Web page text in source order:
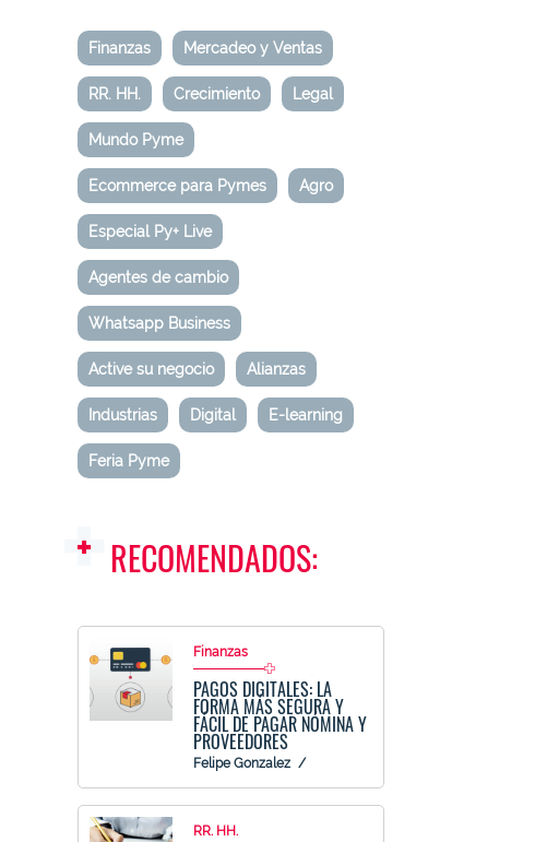
Finanzas Mercadeo y Ventas
RR. HH. Crecimiento Legal
Mundo Pyme
Ecommerce para Pymes Agro
Especial Py+ Live
Agentes de cambio
Whatsapp Business
Active su negocio Alianzas
Industrias Digital E-learning
Feria Pyme
RECOMENDADOS:
Finanzas
PAGOS DIGITALES: LA
FORMA MÁS SEGURA Y
FÁCIL DE PAGAR NÓMINA Y
PROVEEDORES
Felipe Gonzalez
RR. HH.